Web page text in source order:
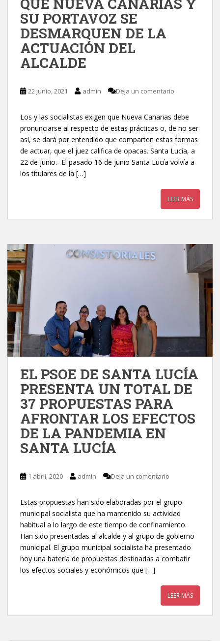
QUE NUEVA CANARIAS Y
SU PORTAVOZ SE
DESMARQUEN DE LA
ACTUACIÓN DEL
ALCALDE
22 junio, 2021 admin Deja un comentario
Los y las socialistas exigen que Nueva Canarias debe
pronunciarse al respecto de estas prácticas o, de no ser
así, se dará por entendido que comparten estas formas
de actuar, que el juez califica de opacas. Santa Lucía, a
22 de junio.- El pasado 16 de junio Santa Lucía volvía a
los titulares de la […]
LEER MÁS
EL PSOE DE SANTA LUCÍA
PRESENTA UN TOTAL DE
37 PROPUESTAS PARA
AFRONTAR LOS EFECTOS
DE LA PANDEMIA EN
SANTA LUCÍA
1 abril, 2020 admin Deja un comentario
Estas propuestas han sido elaboradas por el grupo
municipal socialista que ha mantenido su actividad
habitual a lo largo de este tiempo de confinamiento.
Han sido presentadas al alcalde y al grupo de gobierno
municipal. El grupo municipal socialista ha presentado
hoy una batería de propuestas destinadas a combatir
los efectos sociales y económicos que […]
LEER MÁS